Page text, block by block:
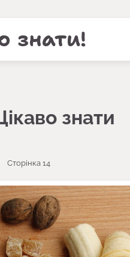
знати!
знати
Сторінка 14